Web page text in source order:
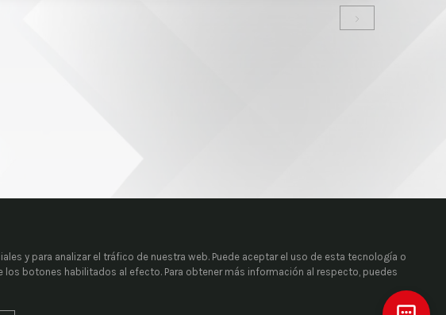
y para analizar el tráfico de nuestra web. Puede aceptar el uso de esta tecnología o
botones habilitados al efecto. Para obtener más información al respecto, puedes